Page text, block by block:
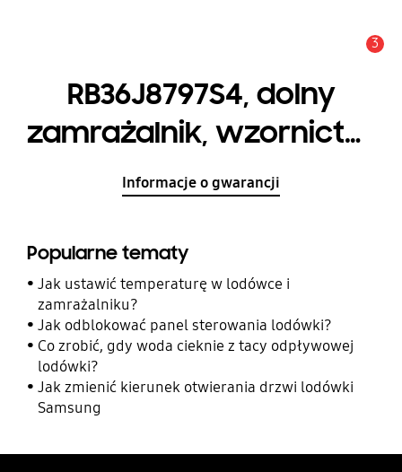
3
RB36J8797S4, dolny
zamrażalnik, wzornictwo
Kitchen Fit, 350 l
Informacje o gwarancji
Popularne tematy
Jak ustawić temperaturę w lodówce i
zamrażalniku?
Jak odblokować panel sterowania lodówki?
Co zrobić, gdy woda cieknie z tacy odpływowej
lodówki?
Jak zmienić kierunek otwierania drzwi lodówki
Samsung